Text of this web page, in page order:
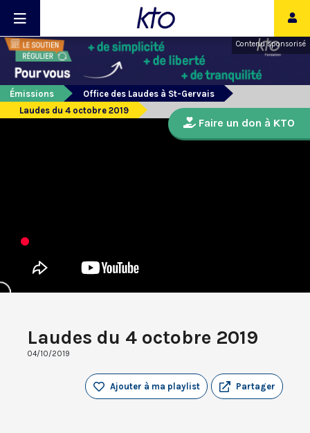
Contenu sponsorisé
Émissions
Office des Laudes à St-Gervais
Laudes du 4 octobre 2019
Laudes du 4 octobre 2019
04/10/2019
Partager
Ajouter à ma playlist
Faire un don à KTO